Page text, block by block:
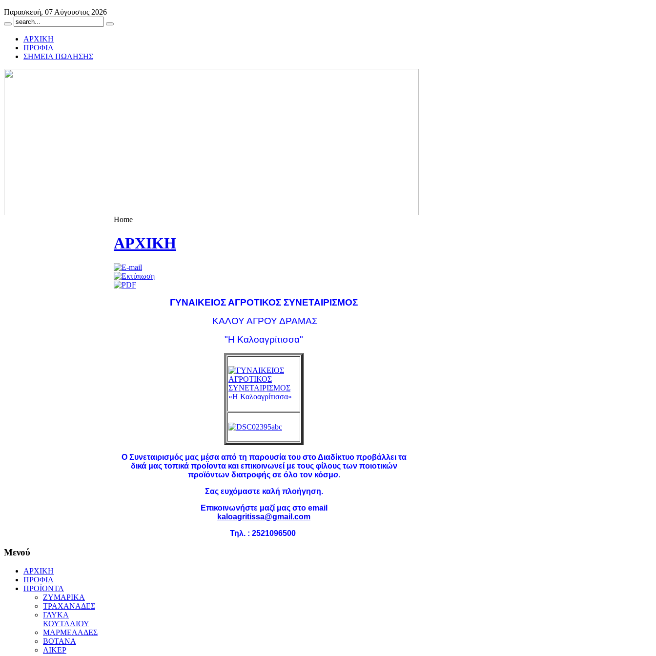
Παρασκευή, 07 Αύγουστος 2026
ΑΡΧΙΚΗ
ΠΡΟΦΙΛ
ΣΗΜΕΙΑ ΠΩΛΗΣΗΣ
Home
ΑΡΧΙΚΗ
ΓΥΝΑΙΚΕΙΟΣ ΑΓΡΟΤΙΚΟΣ ΣΥΝΕΤΑΙΡΙΣΜΟΣ
ΚΑΛΟΥ ΑΓΡΟΥ ΔΡΑΜΑΣ
"Η Καλοαγρίτισσα"
Ο Συνεταιρισμός μας μέσα από τη παρουσία του στο Διαδίκτυο προβάλλει τα
δικά μας τοπικά προΪοντα και επικοινωνεί με τους φίλους των ποιοτικών
προϊόντων διατροφής σε όλο τον κόσμο.
Σας ευχόμαστε καλή πλοήγηση.
Επικοινωνήστε μαζί μας στο email
kaloagritissa@gmail.com
Τηλ. : 2521096500
Μενού
ΑΡΧΙΚΗ
ΠΡΟΦΙΛ
ΠΡΟΪΟΝΤΑ
ΖΥΜΑΡΙΚΑ
ΤΡΑΧΑΝΑΔΕΣ
ΓΛΥΚΑ
ΚΟΥΤΑΛΙΟΥ
ΜΑΡΜΕΛΑΔΕΣ
ΒΟΤΑΝΑ
ΛΙΚΕΡ